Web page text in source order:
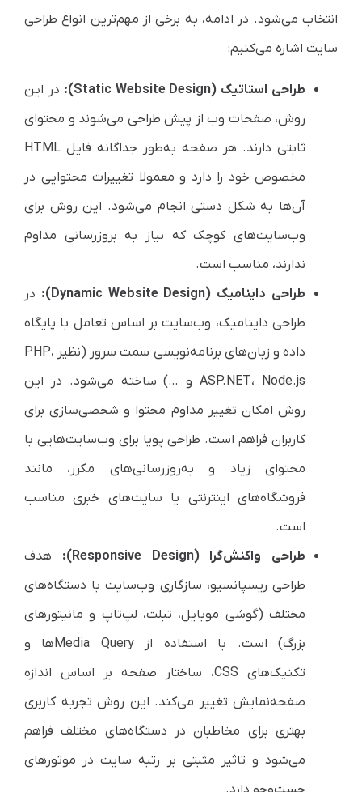
انتخاب می‌شود. در ادامه، به برخی از مهم‌ترین انواع طراحی
سایت اشاره می‌کنیم:
طراحی استاتیک (Static Website Design):
در این
روش، صفحات وب از پیش طراحی می‌شوند و محتوای
ثابتی دارند. هر صفحه به‌طور جداگانه فایل HTML
مخصوص خود را دارد و معمولا تغییرات محتوایی در
آن‌ها به شکل دستی انجام می‌شود. این روش برای
وب‌سایت‌های کوچک که نیاز به بروزرسانی مداوم
ندارند، مناسب است.
طراحی داینامیک (Dynamic Website Design):
در
طراحی داینامیک، وب‌سایت بر اساس تعامل با پایگاه
داده و زبان‌های برنامه‌نویسی سمت سرور (نظیر PHP،
ASP.NET، Node.js و …) ساخته می‌شود. در این
روش امکان تغییر مداوم محتوا و شخصی‌سازی برای
کاربران فراهم است. طراحی پویا برای وب‌سایت‌هایی با
محتوای زیاد و به‌روزرسانی‌های مکرر، مانند
فروشگاه‌های اینترنتی یا سایت‌های خبری مناسب
است.
طراحی واکنش‌گرا (Responsive Design):
هدف
طراحی ریسپانسیو، سازگاری وب‌سایت با دستگاه‌های
مختلف (گوشی موبایل، تبلت، لپ‌تاپ و مانیتورهای
بزرگ) است. با استفاده از Media Queryها و
تکنیک‌های CSS، ساختار صفحه بر اساس اندازه
صفحه‌نمایش تغییر می‌کند. این روش تجربه کاربری
بهتری برای مخاطبان در دستگاه‌های مختلف فراهم
می‌شود و تاثیر مثبتی بر رتبه سایت در موتورهای